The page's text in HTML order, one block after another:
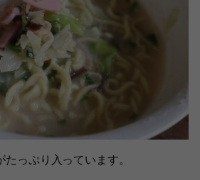
っぷり入っています。